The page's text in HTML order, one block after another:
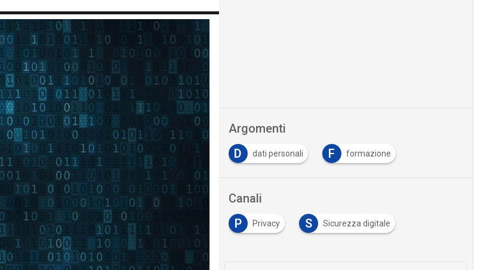
Argomenti
D
dati personali F formazione
Canali
P
Privacy S Sicurezza digitale